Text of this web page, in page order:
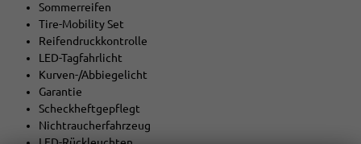
Sommerreifen
Tire-Mobility Set
Reifendruckkontrolle
LED-Tagfahrlicht
Kurven-/Abbiegelicht
Garantie
Scheckheftgepflegt
Nichtraucherfahrzeug